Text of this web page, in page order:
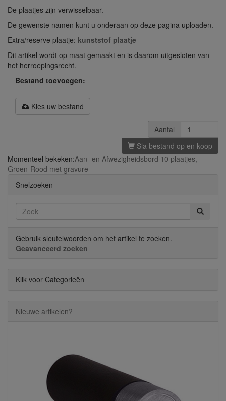
De plaatjes zijn verwisselbaar.
De gewenste namen kunt u onderaan op deze pagina uploaden.
Extra/reserve plaatje: kunststof plaatje
Dit artikel wordt op maat gemaakt en is daarom uitgesloten van
het herroepingsrecht.
Bestand toevoegen:
Kies uw bestand
Aantal
Sla bestand op en koop
Momenteel bekeken:Aan- en Afwezigheidsbord 10 plaatjes,
Groen-Rood met gravure
Snelzoeken
Gebruik sleutelwoorden om het artikel te zoeken.
Geavanceerd zoeken
Klik voor Categorieën
Nieuwe artikelen?